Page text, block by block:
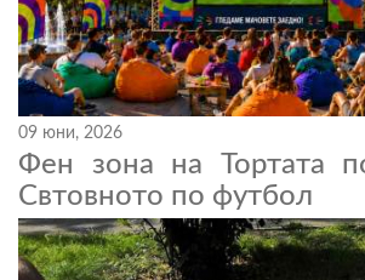
09 юни, 2026
Фен зона на Тортата
Свтовното по футбол